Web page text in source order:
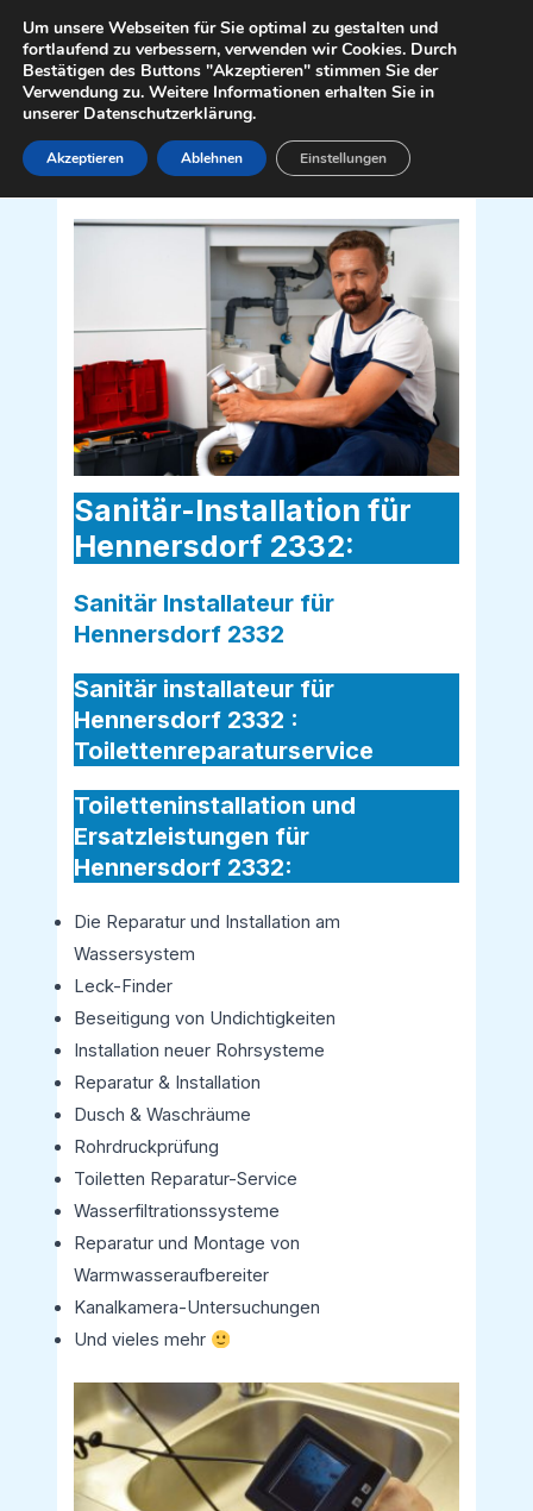
Inhalt
springen
Sanitär Installateur für Hennersdorf
Sanitär-Installation für
Hennersdorf 2332:
Sanitär Installateur für
Hennersdorf 2332
Sanitär installateur für
Hennersdorf 2332 :
Toilettenreparaturservice
Toiletteninstallation und
Ersatzleistungen für
Hennersdorf 2332:
Die Reparatur und Installation am
Wassersystem
Leck-Finder
Beseitigung von Undichtigkeiten
Installation neuer Rohrsysteme
Reparatur & Installation
Dusch & Waschräume
Rohrdruckprüfung
Toiletten Reparatur-Service
Wasserfiltrationssysteme
Reparatur und Montage von
Warmwasseraufbereiter
Kanalkamera-Untersuchungen
Und vieles mehr
Um unsere Webseiten für Sie optimal zu gestalten und
fortlaufend zu verbessern, verwenden wir Cookies. Durch
Bestätigen des Buttons "Akzeptieren" stimmen Sie der
Verwendung zu. Weitere Informationen erhalten Sie in
unserer Datenschutzerklärung.
Akzeptieren Ablehnen Einstellungen